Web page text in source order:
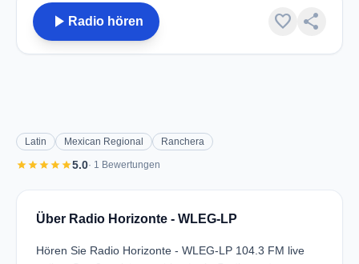
play_arrow Radio hören favorite share
Latin Mexican Regional Ranchera
starstarstarstarstar5.0· 1 Bewertungen
Über Radio Horizonte - WLEG-LP
Hören Sie Radio Horizonte - WLEG-LP 104.3 FM live